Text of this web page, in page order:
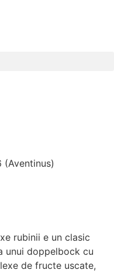
rubinii e un clasic
unui doppelbock cu
de fructe uscate,